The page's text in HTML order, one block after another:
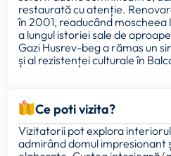
restaurată cu atenție.
în 2001, readucând
a lungul istoriei sale de
Gazi Husrev-beg a rămas un
și al rezistenței culturale în
Ce poti vizita?
Vizitatorii pot explora
admirând domul impresionant